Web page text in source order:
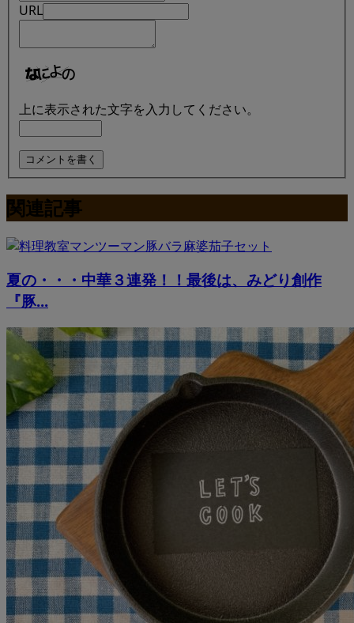
URL
上に表示された文字を入力してください。
関連記事
夏の・・・中華３連発！！最後は、みどり創作
『豚...